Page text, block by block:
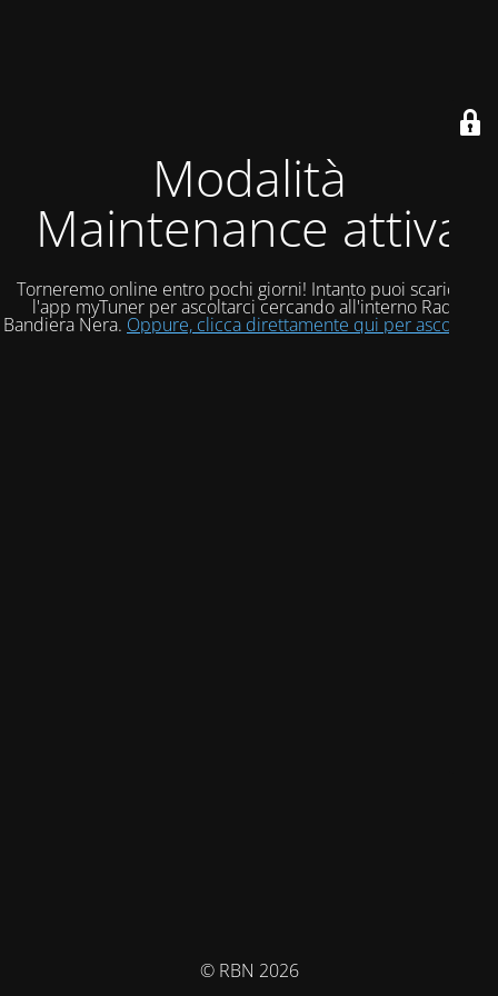
Modalità
Maintenance attiva
Torneremo online entro pochi giorni! Intanto puoi scaricare
l'app myTuner per ascoltarci cercando all'interno Radio
Bandiera Nera. Oppure, clicca direttamente qui per ascoltarci!
© RBN 2026